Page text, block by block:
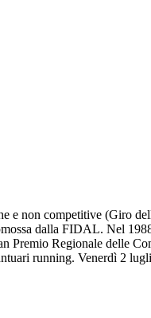
e non competitive (Giro
dalla FIDAL. Nel
Premio Regionale delle
running. Venerdì 2